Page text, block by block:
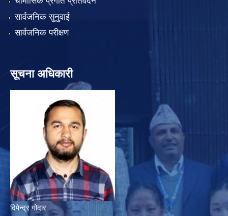
सार्वजनिक सुनुवाई
सार्वजनिक परीक्षण
सूचना अधिकारी
दिपेन्द्र गोदार